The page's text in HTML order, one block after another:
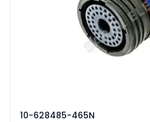
10-628485-465N